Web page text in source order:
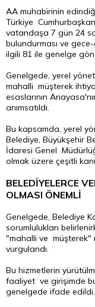
AA muhabirinin
Türkiye
vatandaşa 7 gün 24
bulundurması ve
ilgili 81 ile genelge
Genelgede, yerel
mahalli müşterek
esaslarının
anımsatıldı.
Bu kapsamda, yerel
Belediye, Büyükşehir
İdaresi Genel
olmak üzere çeşitli
BELEDİYELERCE
OLMASI ÖNEMLİ
Genelgede, Belediye
sorumlulukları
"mahalli ve müşterek"
vurgulandı.
Bu hizmetlerin
faaliyet ve girişimde
genelgede ifade edildi.